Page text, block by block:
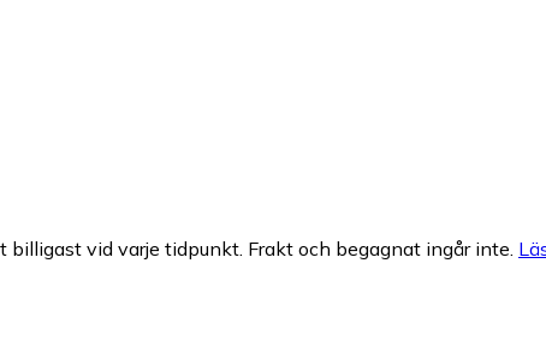
vid varje tidpunkt. Frakt och begagnat ingår inte.